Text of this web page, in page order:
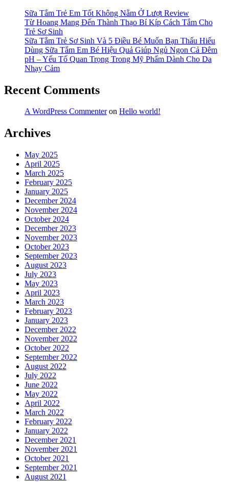
Không
Khí
Tốt
Nhất
Sữa Tắm Trẻ Em Tốt Không Nằm Ở Lượt Review
Từ Hoang Mang Đến Thành Thạo Bí Kíp Cách Tắm Cho
Trẻ Sơ Sinh
Sữa Tắm Trẻ Sơ Sinh Và 5 Điều Bé Muốn Bạn Thấu Hiểu
Dùng Sữa Tắm Em Bé Hiệu Quả Giúp Ngủ Ngon Cả Đêm
pH – Yếu Tố Quan Trọng Trong Mỹ Phẩm Dành Cho Da
Nhạy Cảm
Recent Comments
A WordPress Commenteron Hello world!
Archives
May 2025
April 2025
March 2025
February 2025
January 2025
December 2024
November 2024
October 2024
December 2023
November 2023
October 2023
September 2023
August 2023
July 2023
May 2023
April 2023
March 2023
February 2023
January 2023
December 2022
November 2022
October 2022
September 2022
August 2022
July 2022
June 2022
May 2022
April 2022
March 2022
February 2022
January 2022
December 2021
November 2021
October 2021
September 2021
August 2021